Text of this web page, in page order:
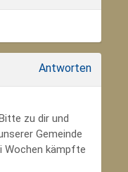
Antworten
zu dir und
Gemeinde
Wochen kämpfte